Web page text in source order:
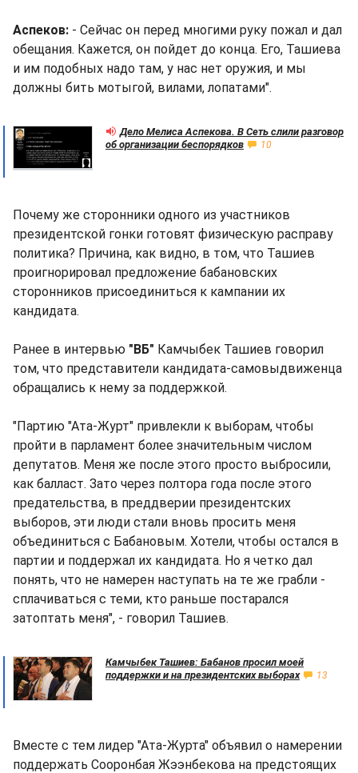
Аспеков: - Сейчас он перед многими руку пожал и дал
обещания. Кажется, он пойдет до конца. Его, Ташиева
и им подобных надо там, у нас нет оружия, и мы
должны бить мотыгой, вилами, лопатами".
Дело Мелиса Аспекова. В Сеть слили разговор
об организации беспорядков
10
Почему же сторонники одного из участников
президентской гонки готовят физическую расправу
политика? Причина, как видно, в том, что Ташиев
проигнорировал предложение бабановских
сторонников присоединиться к кампании их
кандидата.
Ранее в интервью "ВБ" Камчыбек Ташиев говорил
том, что представители кандидата-самовыдвиженца
обращались к нему за поддержкой.
"Партию "Ата-Журт" привлекли к выборам, чтобы
пройти в парламент более значительным числом
депутатов. Меня же после этого просто выбросили,
как балласт. Зато через полтора года после этого
предательства, в преддверии президентских
выборов, эти люди стали вновь просить меня
объединиться с Бабановым. Хотели, чтобы остался в
партии и поддержал их кандидата. Но я четко дал
понять, что не намерен наступать на те же грабли -
сплачиваться с теми, кто раньше постарался
затоптать меня", - говорил Ташиев.
Камчыбек Ташиев: Бабанов просил моей
поддержки и на президентских выборах
13
Вместе с тем лидер "Ата-Журта" объявил о намерении
поддержать Сооронбая Жээнбекова на предстоящих